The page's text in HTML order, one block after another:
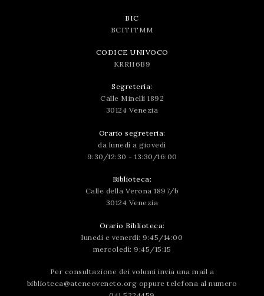
BIC
BCITITMM
CODICE UNIVOCO
KRRH6B9
Segreteria:
Calle Minelli 1892
30124 Venezia
Orario segreteria:
da lunedì a giovedì
9:30/12:30 - 13:30/16:00
Biblioteca:
Calle della Verona 1897/b
30124 Venezia
Orario Biblioteca:
lunedì e venerdì: 9:45/14:00
mercoledì: 9:45/15:15
Per consultazione dei volumi invia una mail a
biblioteca@ateneoveneto.org oppure telefona al numero